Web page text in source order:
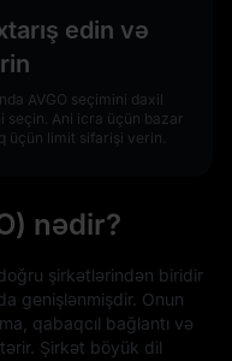
edin və
AVGO seçimini daxil
seçin. Ani icra üçün bazar
üçün limit sifarişi verin.
nədir?
şirkətlərindən biridir
genişlənmişdir. Onun
qabaqcıl bağlantı və
Şirkət böyük dil